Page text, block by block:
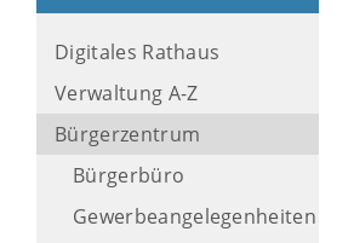
Digitales Rathaus
Verwaltung A-Z
Bürgerzentrum
Bürgerbüro
Gewerbeangelegenheiten